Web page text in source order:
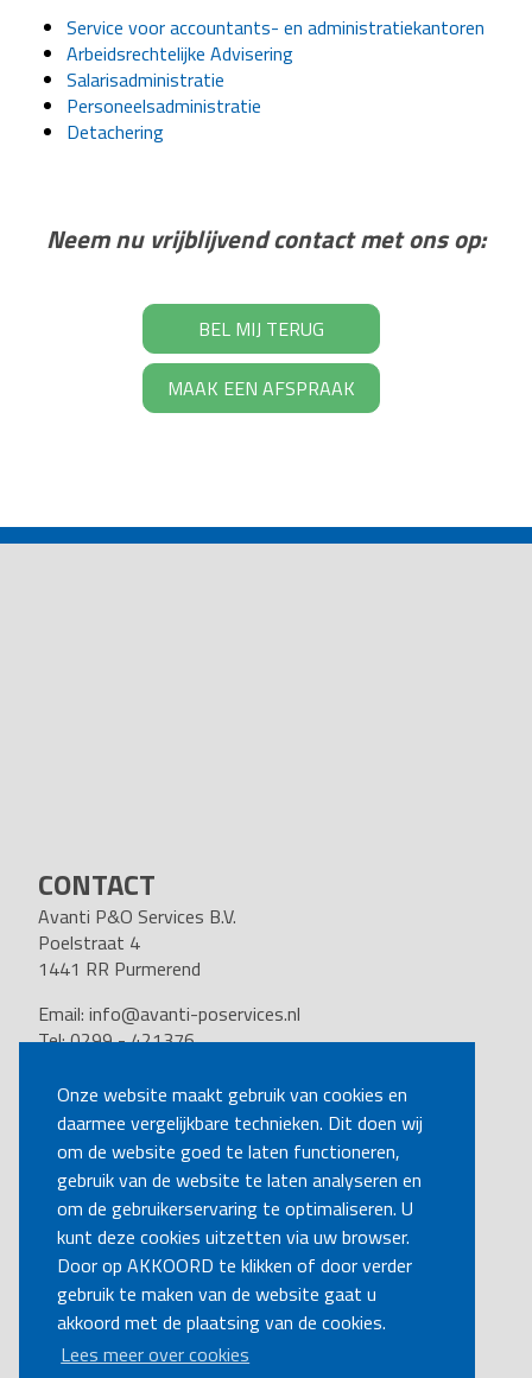
Onze website maakt gebruik van cookies en
daarmee vergelijkbare technieken. Dit doen wij
om de website goed te laten functioneren,
gebruik van de website te laten analyseren en
om de gebruikerservaring te optimaliseren. U
kunt deze cookies uitzetten via uw browser.
Door op AKKOORD te klikken of door verder
gebruik te maken van de website gaat u
akkoord met de plaatsing van de cookies.
Lees meer over cookies
Service voor accountants- en administratiekantoren
Arbeidsrechtelijke Advisering
Salarisadministratie
Personeelsadministratie
Detachering
Neem nu vrijblijvend contact met ons op:
BEL MIJ TERUG
MAAK EEN AFSPRAAK
CONTACT
Avanti P&O Services B.V.
Poelstraat 4
1441 RR Purmerend
Email: info@avanti-poservices.nl
Tel: 0299 - 421376
Kvk nummer: 37140121
VOLG ONS
BEL MIJ TERUG
MAAK EEN AFSPRAAK